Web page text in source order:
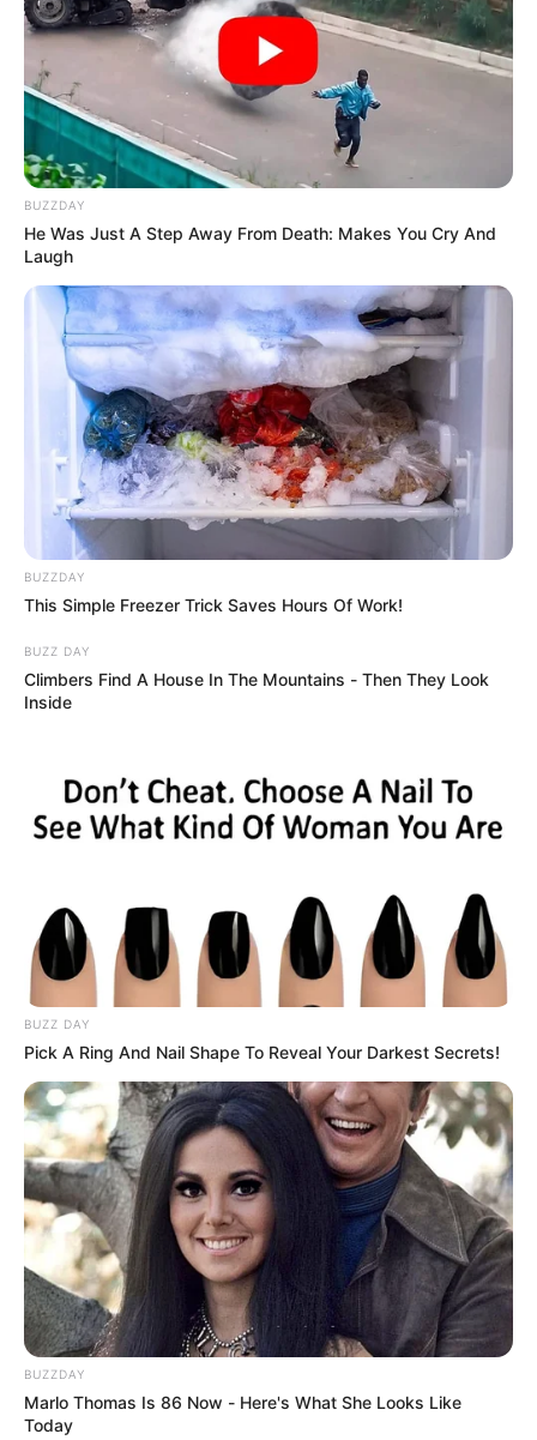
De igual manera, el Distrito confirmó que habráalgunas
excepciones:
Transporte de alimentos perecederos (sin
transformación física o química)
Vehículos a gas natural de fábrica (No aplica para
reconvertidos)
Vehículos repotenciados con año de modelo igual o
inferior a 20 años -Runt-
Lea También:Más de 300 mil vehículos saldrán de
Bogotá para irse a 'Sanpedrear'
COMPARTIR
ALERTA BOGOTÁ EN GOOGLE NEWS
TEMAS RELACIONADOS
VEHÍCULO DE CARGA PESADA
MANTÉNGASE EN ALERTA
Tenemos todas las noticias que le
interesan. Para estar bien informado, por
favor, active las notificaciones de Alerta.
ACTIVAR AHORA
TEMAS DESTACADOS
RECIBO DEL AGUA
LOCALIDAD DE USAQUÉN
CUNDINAMARCA
DESAPARECIDOS
CORTES DE LUZ
LOCALIDAD DE ENGATIVÁ
REGIOTRAM DE OCCIDENTE
LOCALIDAD DE SUBA
BUZZDAY
He Was Just A Step Away From Death: Makes You Cry And
Laugh
BUZZDAY
This Simple Freezer Trick Saves Hours Of Work!
BUZZ DAY
Climbers Find A House In The Mountains - Then They Look
Inside
BUZZ DAY
Pick A Ring And Nail Shape To Reveal Your Darkest Secrets!
BUZZDAY
Marlo Thomas Is 86 Now - Here's What She Looks Like
Today